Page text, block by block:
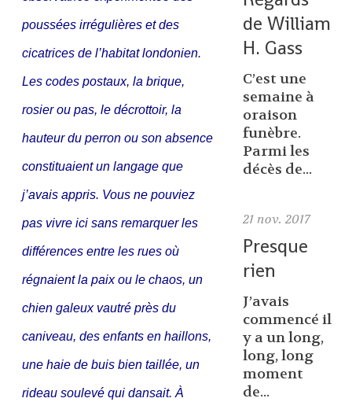
poussées irrégulières et des
cicatrices de l’habitat londonien.
Les codes postaux, la brique,
rosier ou pas, le décrottoir, la
hauteur du perron ou son absence
constituaient un langage que
j’avais appris. Vous ne pouviez
pas vivre ici sans remarquer les
différences entre les rues où
régnaient la paix ou le chaos, un
chien galeux vautré près du
caniveau, des enfants en haillons,
une haie de buis bien taillée, un
rideau soulevé qui dansait. À
de William
H. Gass
C’est une
semaine à
oraison
funèbre.
Parmi les
décès de...
21 nov. 2017
Presque
rien
J’avais
commencé il
y a un long,
long, long
moment
de...